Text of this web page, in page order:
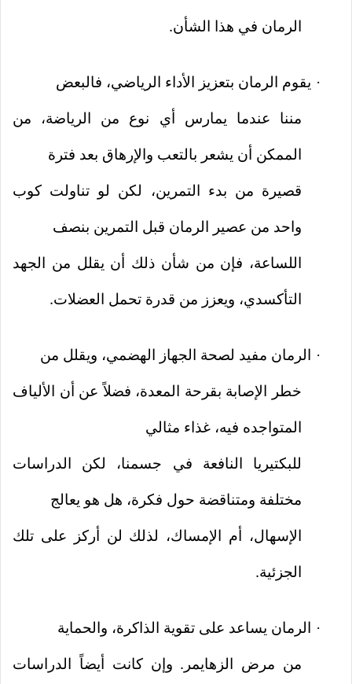
الرمان في هذا الشأن.
· يقوم الرمان بتعزيز الأداء الرياضي، فالبعض
مننا عندما يمارس أي نوع من الرياضة، من
الممكن أن يشعر بالتعب والإرهاق بعد فترة
قصيرة من بدء التمرين، لكن لو تناولت كوب
واحد من عصير الرمان قبل التمرين بنصف
اللساعة، فإن من شأن ذلك أن يقلل من الجهد
التأكسدي، ويعزز من قدرة تحمل العضلات.
· الرمان مفيد لصحة الجهاز الهضمي، ويقلل من
خطر الإصابة بقرحة المعدة، فضلاً عن أن الألياف
المتواجده فيه، غذاء مثالي
للبكتيريا النافعة في جسمنا، لكن الدراسات
مختلفة ومتناقضة حول فكرة، هل هو يعالج
الإسهال، أم الإمساك، لذلك لن أركز على تلك
الجزئية.
· الرمان يساعد على تقوية الذاكرة، والحماية
من مرض الزهايمر. وإن كانت أيضاً الدراسات